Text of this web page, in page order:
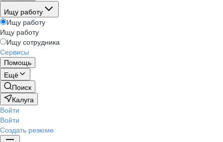
Ищу работу
Ищу работу
Ищу работу
Ищу сотрудника
Сервисы
Помощь
Ещё
Поиск
Калуга
Войти
Войти
Создать резюме